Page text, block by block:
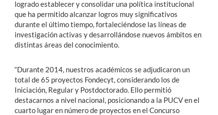
logrado establecer y consolidar una política institucional
que ha permitido alcanzar logros muy significativos
durante el último tiempo, fortaleciéndose las líneas de
investigación activas y desarrollándose nuevos ámbitos en
distintas áreas del conocimiento.
“Durante 2014, nuestros académicos se adjudicaron un
total de 65 proyectos Fondecyt, considerando los de
Iniciación, Regular y Postdoctorado. Ello permitió
destacarnos a nivel nacional, posicionando a la PUCV en el
cuarto lugar en número de proyectos en el Concurso